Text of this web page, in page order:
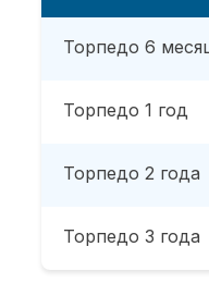
Торпедо 6
Торпедо 1 год
Торпедо 2 года
Торпедо 3 года